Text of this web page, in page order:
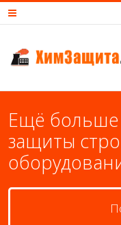
Ещё больше
защиты